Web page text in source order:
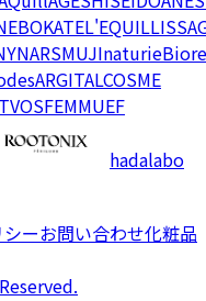
KATEL'EQUIL
NARSMUJInaturieBiore
ARGITALCOSME
FEMMUEF
hadalabo
ーお問い合わせ化粧品